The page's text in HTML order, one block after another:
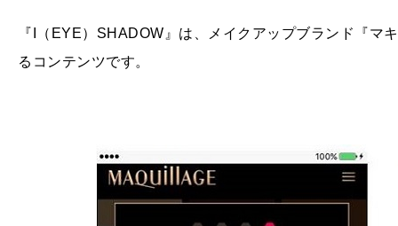
『I（EYE）SHADOW』は、メイクアップブランド『マ
るコンテンツです。